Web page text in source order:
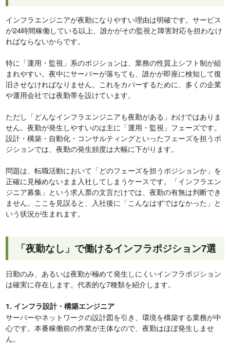
インフラエンジニアが夜勤になりやすい理由は明確です。サービス
が24時間稼働している以上、誰かがその監視と障害対応を担わなけ
ればならないからです。
特に「運用・監視」系のポジションは、業務の性質上シフト制が組
まれやすい。夜中にサーバーが落ちても、誰かが即座に検知して復
旧させなければなりません。これをカバーするために、多くの企業
や運用会社では夜勤帯を設けています。
ただし「どんなインフラエンジニアも夜勤がある」わけではありま
せん。夜勤が発生しやすいのは主に「運用・監視」フェーズです。
設計・構築・自動化・コンサルティングといったフェーズを担うポ
ジションでは、夜勤の発生頻度は大幅に下がります。
問題は、転職活動において「どのフェーズを担うポジションか」を
正確に見極めないまま入社してしまうケースです。「インフラエン
ジニア募集」という求人票の文言だけでは、夜勤の有無は判断でき
ません。ここを見誤ると、入社後に「こんなはずではなかった」と
いう状況が生まれます。
「夜勤なし」で働けるインフラポジション7選
日勤のみ、あるいは夜勤が極めて発生しにくいインフラポジション
は確実に存在します。代表的な7種類を紹介します。
1. インフラ設計・構築エンジニア
サーバーやネットワークの設計図を引き、環境を構築する業務が中
心です。本番稼働前の作業が主体なので、夜勤はほぼ発生しませ
ん。